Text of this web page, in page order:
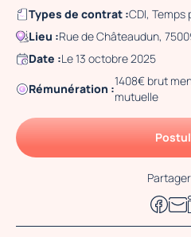
Types de contrat :CDI,
Lieu :Rue de Châteaudun,
Date :Le 13 octobre 2025
Rémunération :
1408€ brut
mutuelle